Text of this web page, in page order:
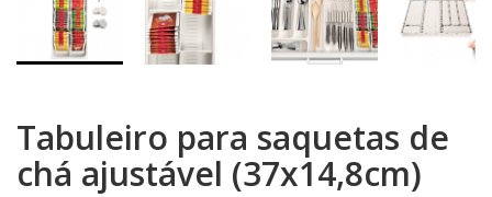
Tabuleiro para saquetas de
chá ajustável (37x14,8cm)